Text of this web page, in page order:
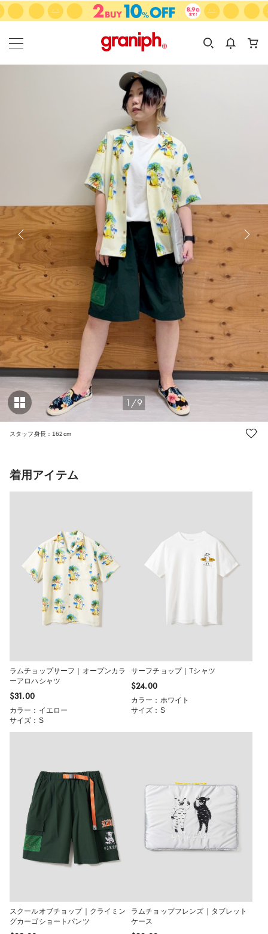
カテゴリーから探す
KIDS
カテゴリ
サイズ
1/9
スタッフ身長：162cm
着用アイテム
ラムチョップサーフ｜オープンカラ
ーアロハシャツ
$‌31.00
カラー：イエロー
サイズ：S
サーフチョップ｜Tシャツ
$‌24.00
カラー：ホワイト
サイズ：S
スクールオブチョップ｜クライミン
グカーゴショートパンツ
ラムチョップフレンズ｜タブレット
ケース